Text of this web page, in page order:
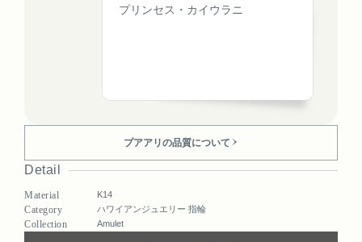
プリンセス・カイウラニ
プアアリの品質について
Detail
Material K14
Category ハワイアンジュエリー 指輪
Collection Amulet